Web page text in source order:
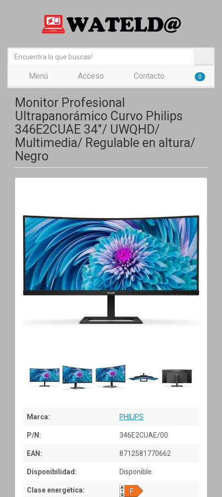
Menú Acceso Contacto 0
Monitor Profesional
Ultrapanorámico Curvo Philips
346E2CUAE 34"/ UWQHD/
Multimedia/ Regulable en altura/
Negro
Marca: PHILIPS
P/N: 346E2CUAE/00
EAN: 8712581770662
Disponibilidad: Disponible
Clase energética: